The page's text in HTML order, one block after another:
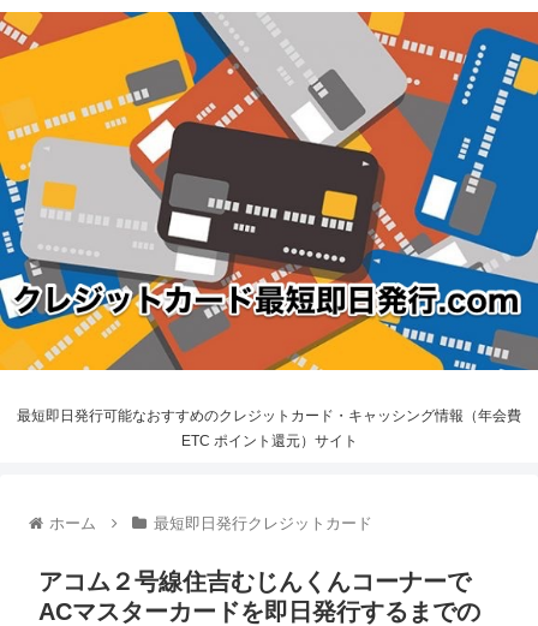
最短即日発行可能なおすすめのクレジットカード・キャッシング情報（年会費
ETC ポイント還元）サイト
ホーム 最短即日発行クレジットカード
アコム２号線住吉むじんくんコーナーで
ACマスターカードを即日発行するまでの